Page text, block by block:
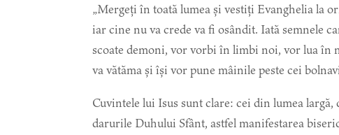
„Mergeți în toată lumea și vestiți Evanghelia la
iar cine nu va crede va fi osândit. Iată semnele
scoate demoni, vor vorbi în limbi noi, vor lua în
va vătăma și își vor pune mâinile peste cei
Cuvintele lui Isus sunt clare: cei din lumea
darurile Duhului Sfânt, astfel manifestarea